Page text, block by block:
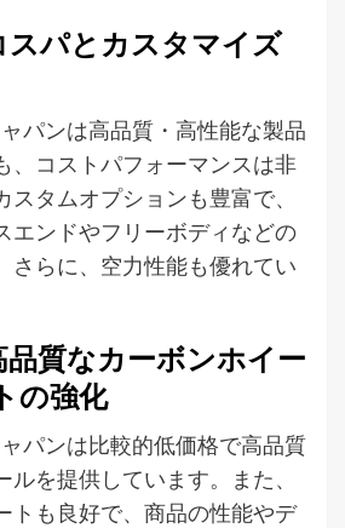
パとカスタマイズ
パンは高品質・高性能な製品
、コストパフォーマンスは非
タムオプションも豊富で、
エンドやフリーボディなどの
さらに、空力性能も優れてい
質なカーボンホイー
の強化
パンは比較的低価格で高品質
を提供しています。また、
トも良好で、商品の性能やデ